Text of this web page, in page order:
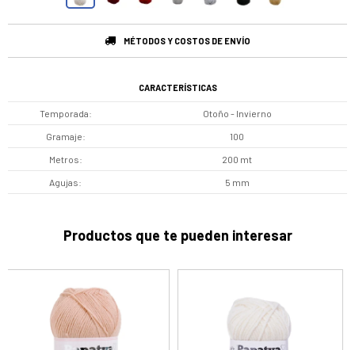
MÉTODOS Y COSTOS DE ENVÍO
CARACTERÍSTICAS
Temporada Otoño - Invierno
Gramaje 100
Metros 200 mt
Agujas 5 mm
Productos que te pueden interesar